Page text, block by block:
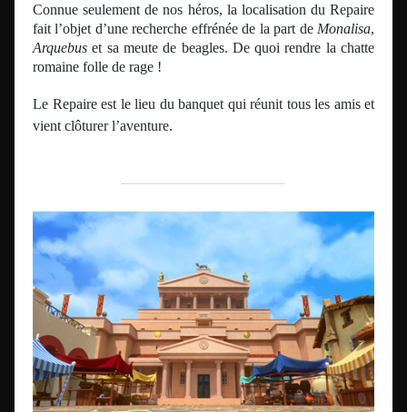
Connue seulement de nos héros, la localisation du Repaire
fait l’objet d’une recherche effrénée de la part de Monalisa,
Arquebus et sa meute de beagles. De quoi rendre la chatte
romaine folle de rage !
Le Repaire est le lieu du banquet qui réunit tous les amis et
vient clôturer l’aventure.